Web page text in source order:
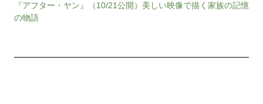
『アフター・ヤン』（10/21公開）美しい映像で描く家族の記憶
の物語